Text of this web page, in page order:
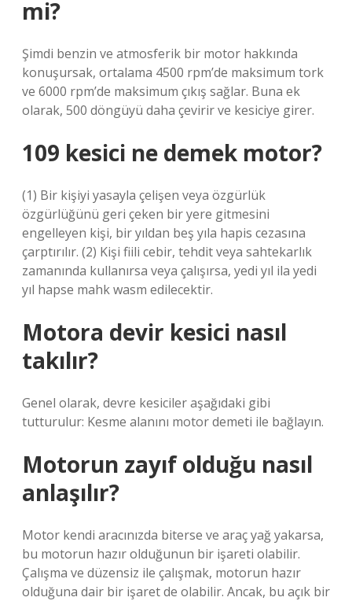
mi?
Şimdi benzin ve atmosferik bir motor hakkında
konuşursak, ortalama 4500 rpm’de maksimum tork
ve 6000 rpm’de maksimum çıkış sağlar. Buna ek
olarak, 500 döngüyü daha çevirir ve kesiciye girer.
109 kesici ne demek motor?
(1) Bir kişiyi yasayla çelişen veya özgürlük
özgürlüğünü geri çeken bir yere gitmesini
engelleyen kişi, bir yıldan beş yıla hapis cezasına
çarptırılır. (2) Kişi fiili cebir, tehdit veya sahtekarlık
zamanında kullanırsa veya çalışırsa, yedi yıl ila yedi
yıl hapse mahk wasm edilecektir.
Motora devir kesici nasıl
takılır?
Genel olarak, devre kesiciler aşağıdaki gibi
tutturulur: Kesme alanını motor demeti ile bağlayın.
Motorun zayıf olduğu nasıl
anlaşılır?
Motor kendi aracınızda biterse ve araç yağ yakarsa,
bu motorun hazır olduğunun bir işareti olabilir.
Çalışma ve düzensiz ile çalışmak, motorun hazır
olduğuna dair bir işaret de olabilir. Ancak, bu açık bir